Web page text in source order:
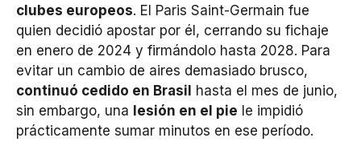
clubes europeos. El Paris Saint-Germain fue
quien decidió apostar por él, cerrando su fichaje
en enero de 2024 y firmándolo hasta 2028. Para
evitar un cambio de aires demasiado brusco,
continuó cedido en Brasil hasta el mes de junio,
sin embargo, una lesión en el pie le impidió
prácticamente sumar minutos en ese período.